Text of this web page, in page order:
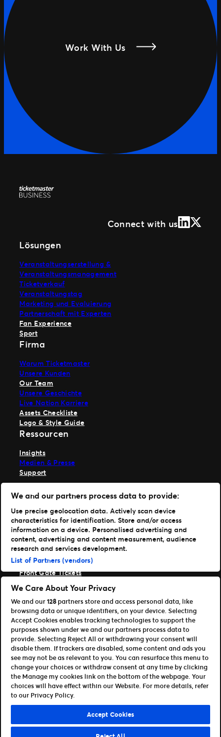
Work With Us
Connect with usLinkedIn
X
Lösungen
Veranstaltungserstellung &
Veranstaltungsmanagement
Ticketverkauf
Veranstaltungstag
Marketing und Evaluierung
Partnerschaft mit Experten
Fan Experience
Sport
Firma
Warum Ticketmaster
Unsere Kunden
Our Team
Unsere Geschichte
Live Nation Karriere
Assets Checkliste
Logo & Style Guide
Ressourcen
Insights
Medien & Presse
Support
TM1 anmelden
Hole dir unsere App
Ticketmaster
TM1 Reports
Portfolio
Ticketmaster
Front Gate Tickets
Universe
Verbessere
Partner
Platform Übersicht öffnen
Partner & Vertriebspartner
Entwickler (APIs und SDKs)
Allgemeinen Geschäftsbedingungen
DatenschutzerklärungCookie-Richtlinie
Meine Cookies und Anzeigeneinstellungen verwalten
Germany
We and our partners process data to provide:
Use precise geolocation data. Actively scan device
characteristics for identification. Store and/or access
information on a device. Personalised advertising and
content, advertising and content measurement, audience
research and services development.
List of Partners (vendors)
We Care About Your Privacy
We and our128 partners store and access personal data, like
browsing data or unique identifiers, on your device. Selecting
Accept Cookies enables tracking technologies to support the
purposes shown under we and our partners process data to
provide. Selecting Reject All or withdrawing your consent will
disable them. If trackers are disabled, some content and ads you
see may not be as relevant to you. You can resurface this menu to
change your choices or withdraw consent at any time by clicking
the Manage my cookies link on the bottom of the webpage. Your
choices will have effect within our Website. For more details, refer
to our Privacy Policy.
Accept Cookies